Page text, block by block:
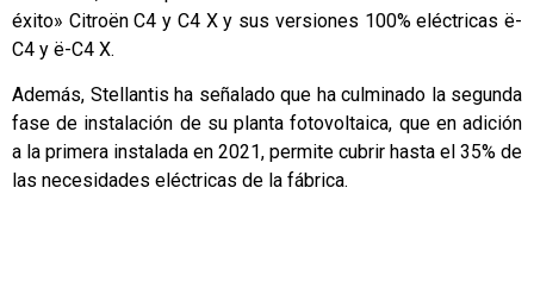
éxito» Citroën C4 y C4 X y sus versiones 100% eléctricas ë-
C4 y ë-C4 X.
Además, Stellantis ha señalado que ha culminado la segunda
fase de instalación de su planta fotovoltaica, que en adición
a la primera instalada en 2021, permite cubrir hasta el 35% de
las necesidades eléctricas de la fábrica.